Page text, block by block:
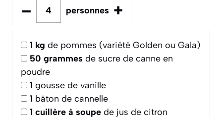
– personnes +
1 kg de pommes (variété Golden ou Gala)
50 grammes de sucre de canne en
poudre
1 gousse de vanille
1 bâton de cannelle
1 cuillère à soupe de jus de citron